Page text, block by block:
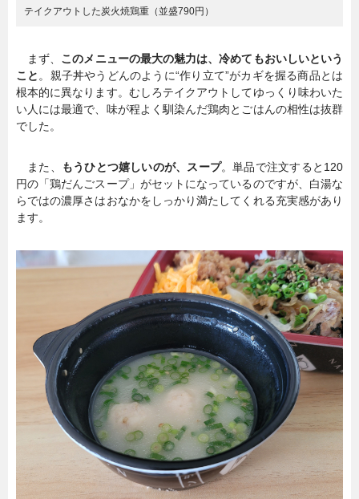
テイクアウトした炭火焼鶏重（並盛790円）
まず、 このメニューの最大の魅力は、冷めてもおいしいという
こと。親子丼やうどんのように“作り立て”がカギを握る商品とは
根本的に異なります。むしろテイクアウトしてゆっくり味わいた
い人には最適で、味が程よく馴染んだ鶏肉とごはんの相性は抜群
でした。
また、 もうひとつ嬉しいのが、スープ。単品で注文すると120
円の「鶏だんごスープ」がセットになっているのですが、白湯な
らではの濃厚さはおなかをしっかり満たしてくれる充実感があり
ます。